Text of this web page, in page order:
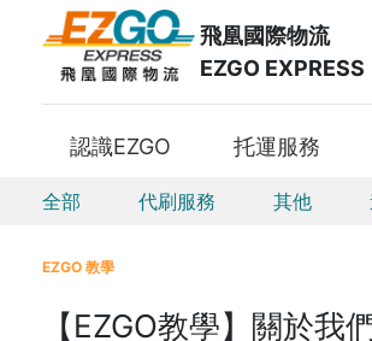
飛凰國際物流
EZGO EXPRESS
認識EZGO 托運服務
全部 代刷服務 其他
EZGO 教學
【EZGO教學】關於